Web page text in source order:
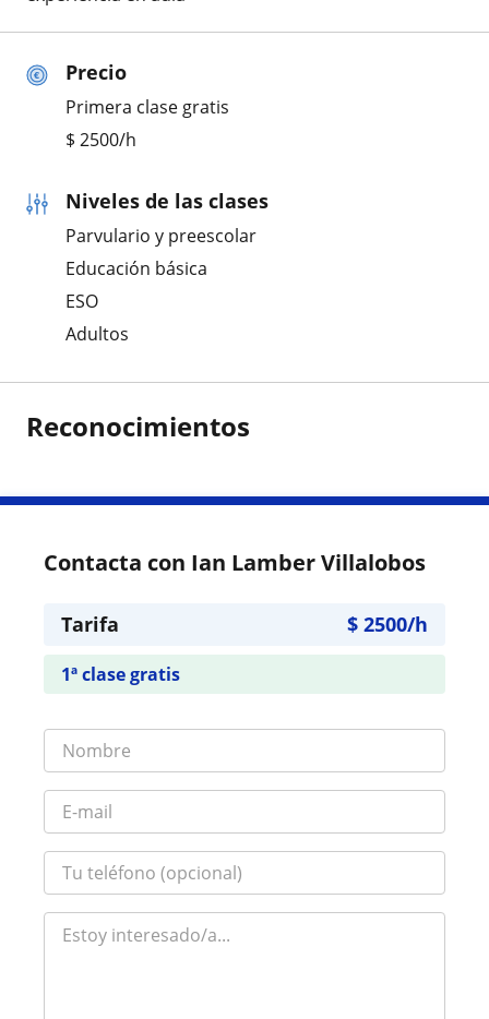
Precio
Primera clase gratis
$ 2500/h
Niveles de las clases
Parvulario y preescolar
Educación básica
ESO
Adultos
Reconocimientos
Contacta con Ian Lamber Villalobos
Tarifa $ 2500/h
1ª clase gratis